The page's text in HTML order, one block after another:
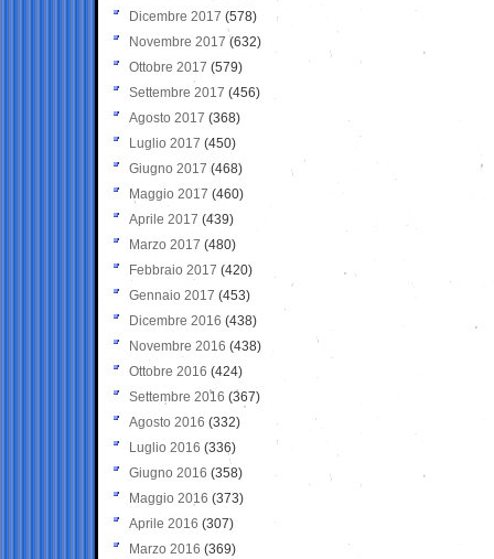
Dicembre 2017 (578)
Novembre 2017 (632)
Ottobre 2017 (579)
Settembre 2017 (456)
Agosto 2017 (368)
Luglio 2017 (450)
Giugno 2017 (468)
Maggio 2017 (460)
Aprile 2017 (439)
Marzo 2017 (480)
Febbraio 2017 (420)
Gennaio 2017 (453)
Dicembre 2016 (438)
Novembre 2016 (438)
Ottobre 2016 (424)
Settembre 2016 (367)
Agosto 2016 (332)
Luglio 2016 (336)
Giugno 2016 (358)
Maggio 2016 (373)
Aprile 2016 (307)
Marzo 2016 (369)